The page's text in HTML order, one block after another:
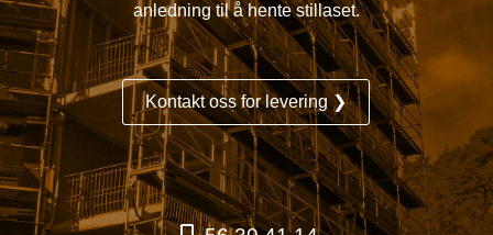
anledning til å hente stillaset.
Kontakt oss for levering ❯